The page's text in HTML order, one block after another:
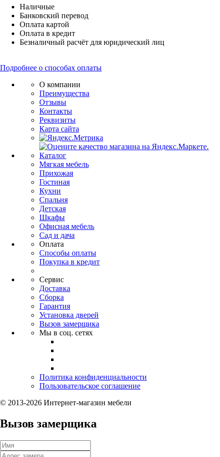
Наличные
Банковский перевод
Оплата картой
Оплата в кредит
Безналичный расчёт для юридический лиц
Подробнее о способах оплаты
О компании
Преимущества
Отзывы
Контакты
Реквизиты
Карта сайта
Каталог
Мягкая мебель
Прихожая
Гостиная
Кухни
Спальня
Детская
Шкафы
Офисная мебель
Сад и дача
Оплата
Способы оплаты
Покупка в кредит
Сервис
Доставка
Сборка
Гарантия
Установка дверей
Вызов замерщика
Мы в соц. сетях
Политика конфиденциальности
Пользовательское соглашение
© 2013-2026 Интернет-магазин мебели
Вызов замерщика